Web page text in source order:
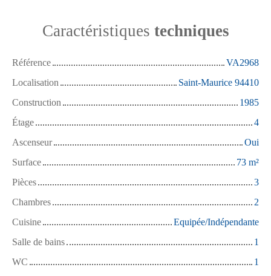
Caractéristiques techniques
Référence
VA2968
Localisation
Saint-Maurice 94410
Construction
1985
Étage
4
Ascenseur
Oui
Surface
73 m²
Pièces
3
Chambres
2
Cuisine
Equipée/Indépendante
Salle de bains
1
WC
1